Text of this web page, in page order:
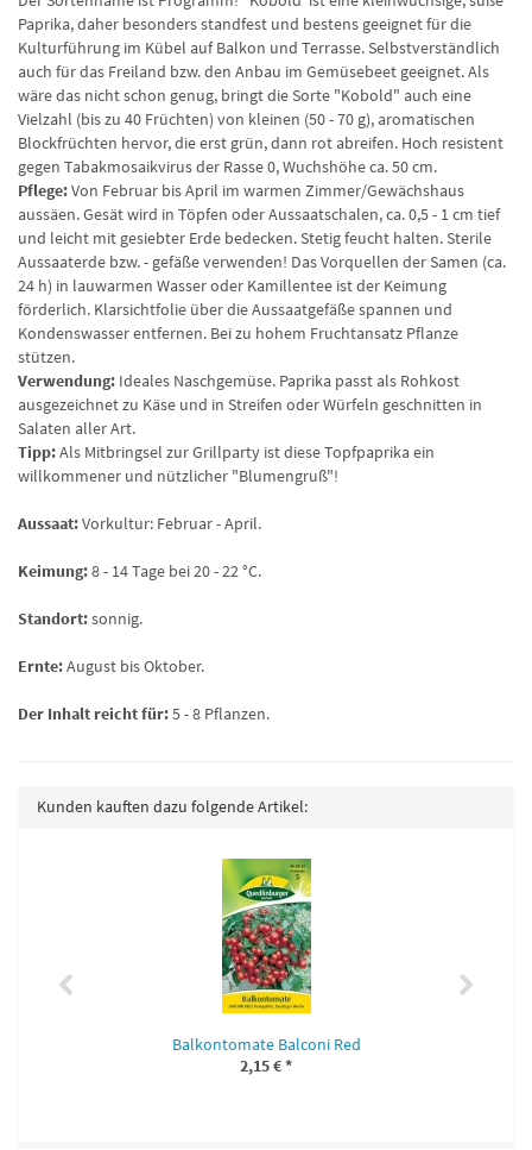
Paprika, daher besonders standfest und bestens geeignet für die
Kulturführung im Kübel auf Balkon und Terrasse. Selbstverständlich
auch für das Freiland bzw. den Anbau im Gemüsebeet geeignet. Als
wäre das nicht schon genug, bringt die Sorte "Kobold" auch eine
Vielzahl (bis zu 40 Früchten) von kleinen (50 - 70 g), aromatischen
Blockfrüchten hervor, die erst grün, dann rot abreifen. Hoch resistent
gegen Tabakmosaikvirus der Rasse 0, Wuchshöhe ca. 50 cm.
Pflege:Von Februar bis April im warmen Zimmer/Gewächshaus
aussäen. Gesät wird in Töpfen oder Aussaatschalen, ca. 0,5 - 1 cm tief
und leicht mit gesiebter Erde bedecken. Stetig feucht halten. Sterile
Aussaaterde bzw. - gefäße verwenden! Das Vorquellen der Samen (ca.
24 h) in lauwarmen Wasser oder Kamillentee ist der Keimung
förderlich. Klarsichtfolie über die Aussaatgefäße spannen und
Kondenswasser entfernen. Bei zu hohem Fruchtansatz Pflanze
stützen.
Verwendung: Ideales Naschgemüse. Paprika passt als Rohkost
ausgezeichnet zu Käse und in Streifen oder Würfeln geschnitten in
Salaten aller Art.
Tipp:Als Mitbringsel zur Grillparty ist diese Topfpaprika ein
willkommener und nützlicher "Blumengruß"!
Aussaat:Vorkultur: Februar - April.
Keimung:8 - 14 Tage bei 20 - 22 °C.
Standort:sonnig.
Ernte:August bis Oktober.
Der Inhalt reicht für:5 - 8 Pflanzen.
Kunden kauften dazu folgende Artikel:
Balkontomate Balconi Red
2,15 €*